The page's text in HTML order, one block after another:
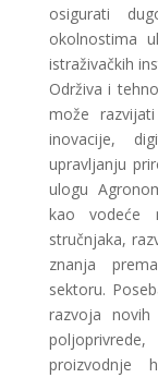
osigurati
okolnostima
istraživačkih
Održiva i
može
inovacije,
upravljanju
ulogu
kao vodeće
stručnjaka,
znanja
sektoru.
razvoja
proizvodnje